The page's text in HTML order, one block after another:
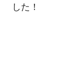
した！